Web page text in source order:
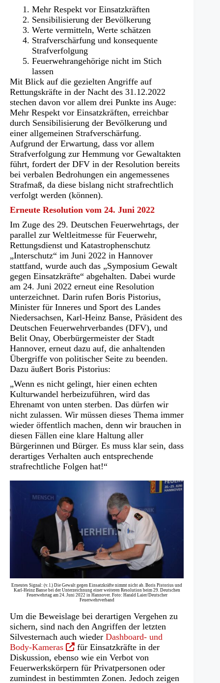
Mehr Respekt vor Einsatzkräften
Sensibilisierung der Bevölkerung
Werte vermitteln, Werte schätzen
Strafverschärfung und konsequente
Strafverfolgung
Feuerwehrangehörige nicht im Stich
lassen
Mit Blick auf die gezielten Angriffe auf
Rettungskräfte in der Nacht des 31.12.2022
stechen davon vor allem drei Punkte ins Auge:
Mehr Respekt vor Einsatzkräften, erreichbar
durch Sensibilisierung der Bevölkerung und
einer allgemeinen Strafverschärfung.
Aufgrund der Erwartung, dass vor allem
Strafverfolgung zur Hemmung vor Gewaltakten
führt, fordert der DFV in der Resolution bereits
bei verbalen Bedrohungen ein angemessenes
Strafmaß, da diese bislang nicht strafrechtlich
verfolgt werden (können).
Erneute Resolution vom 24. Juni 2022
Im Zuge des 29. Deutschen Feuerwehrtags, der
parallel zur Weltleitmesse für Feuerwehr,
Rettungsdienst und Katastrophenschutz
„Interschutz“ im Juni 2022 in Hannover
stattfand, wurde auch das „Symposium Gewalt
gegen Einsatzkräfte“ abgehalten. Dabei wurde
am 24. Juni 2022 erneut eine Resolution
unterzeichnet. Darin rufen Boris Pistorius,
Minister für Inneres und Sport des Landes
Niedersachsen, Karl-Heinz Banse, Präsident des
Deutschen Feuerwehrverbandes (DFV), und
Belit Onay, Oberbürgermeister der Stadt
Hannover, erneut dazu auf, die anhaltenden
Übergriffe von politischer Seite zu beenden.
Dazu äußert Boris Pistorius:
„Wenn es nicht gelingt, hier einen echten
Kulturwandel herbeizuführen, wird das
Ehrenamt von unten sterben. Das dürfen wir
nicht zulassen. Wir müssen dieses Thema immer
wieder öffentlich machen, denn wir brauchen in
diesen Fällen eine klare Haltung aller
Bürgerinnen und Bürger. Es muss klar sein, dass
derartiges Verhalten auch entsprechende
strafrechtliche Folgen hat!“
Erneutes Signal: (v. l.) Die Gewalt gegen Einsatzkräfte nimmt nicht ab. Boris Pistorius und
Karl-Heinz Banse bei der Unterzeichnung einer weiteren Resolution beim 29. Deutschen
Feuerwehrtag am 24. Juni 2022 in Hannover. Foto: Harald Laier/Deutscher
Feuerwehrverband
Um die Beweislage bei derartigen Vergehen zu
sichern, sind nach den Angriffen der letzten
Silvesternach auch wieder Dashboard- und
Body-Kameras(Öffnet
in
einem
neuen
für Einsatzkräfte in der
Diskussion, ebenso wie ein Verbot von
Feuerwerkskörpern für Privatpersonen oder
zumindest in bestimmten Zonen. Jedoch zeigen